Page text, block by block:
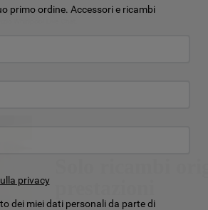
Solo ricambi
primo ordine. Accessori e ricambi
privacy
dei miei dati personali da parte di